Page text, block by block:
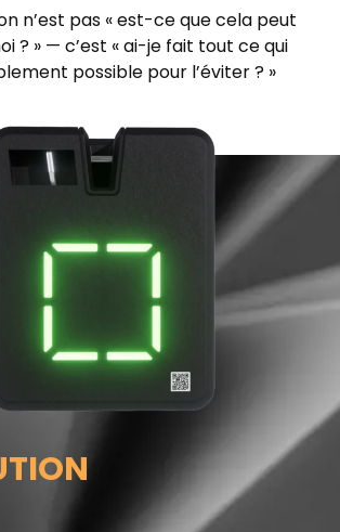
n’est pas « est-ce que cela peut
? » — c’est « ai-je fait tout ce qui
possible pour l’éviter ? »